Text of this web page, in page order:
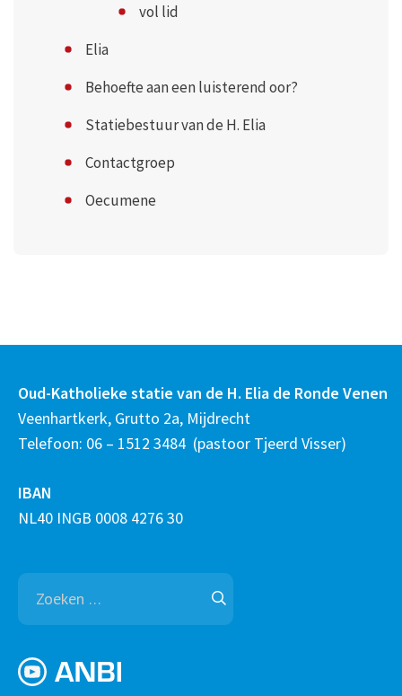
vol lid
Elia
Behoefte aan een luisterend oor?
Statiebestuur van de H. Elia
Contactgroep
Oecumene
Oud-Katholieke statie van de H. Elia de Ronde Venen
Veenhartkerk, Grutto 2a, Mijdrecht
Telefoon: 06 – 1512 3484 (pastoor Tjeerd Visser)
IBAN
NL40 INGB 0008 4276 30
Zoeken
naar: